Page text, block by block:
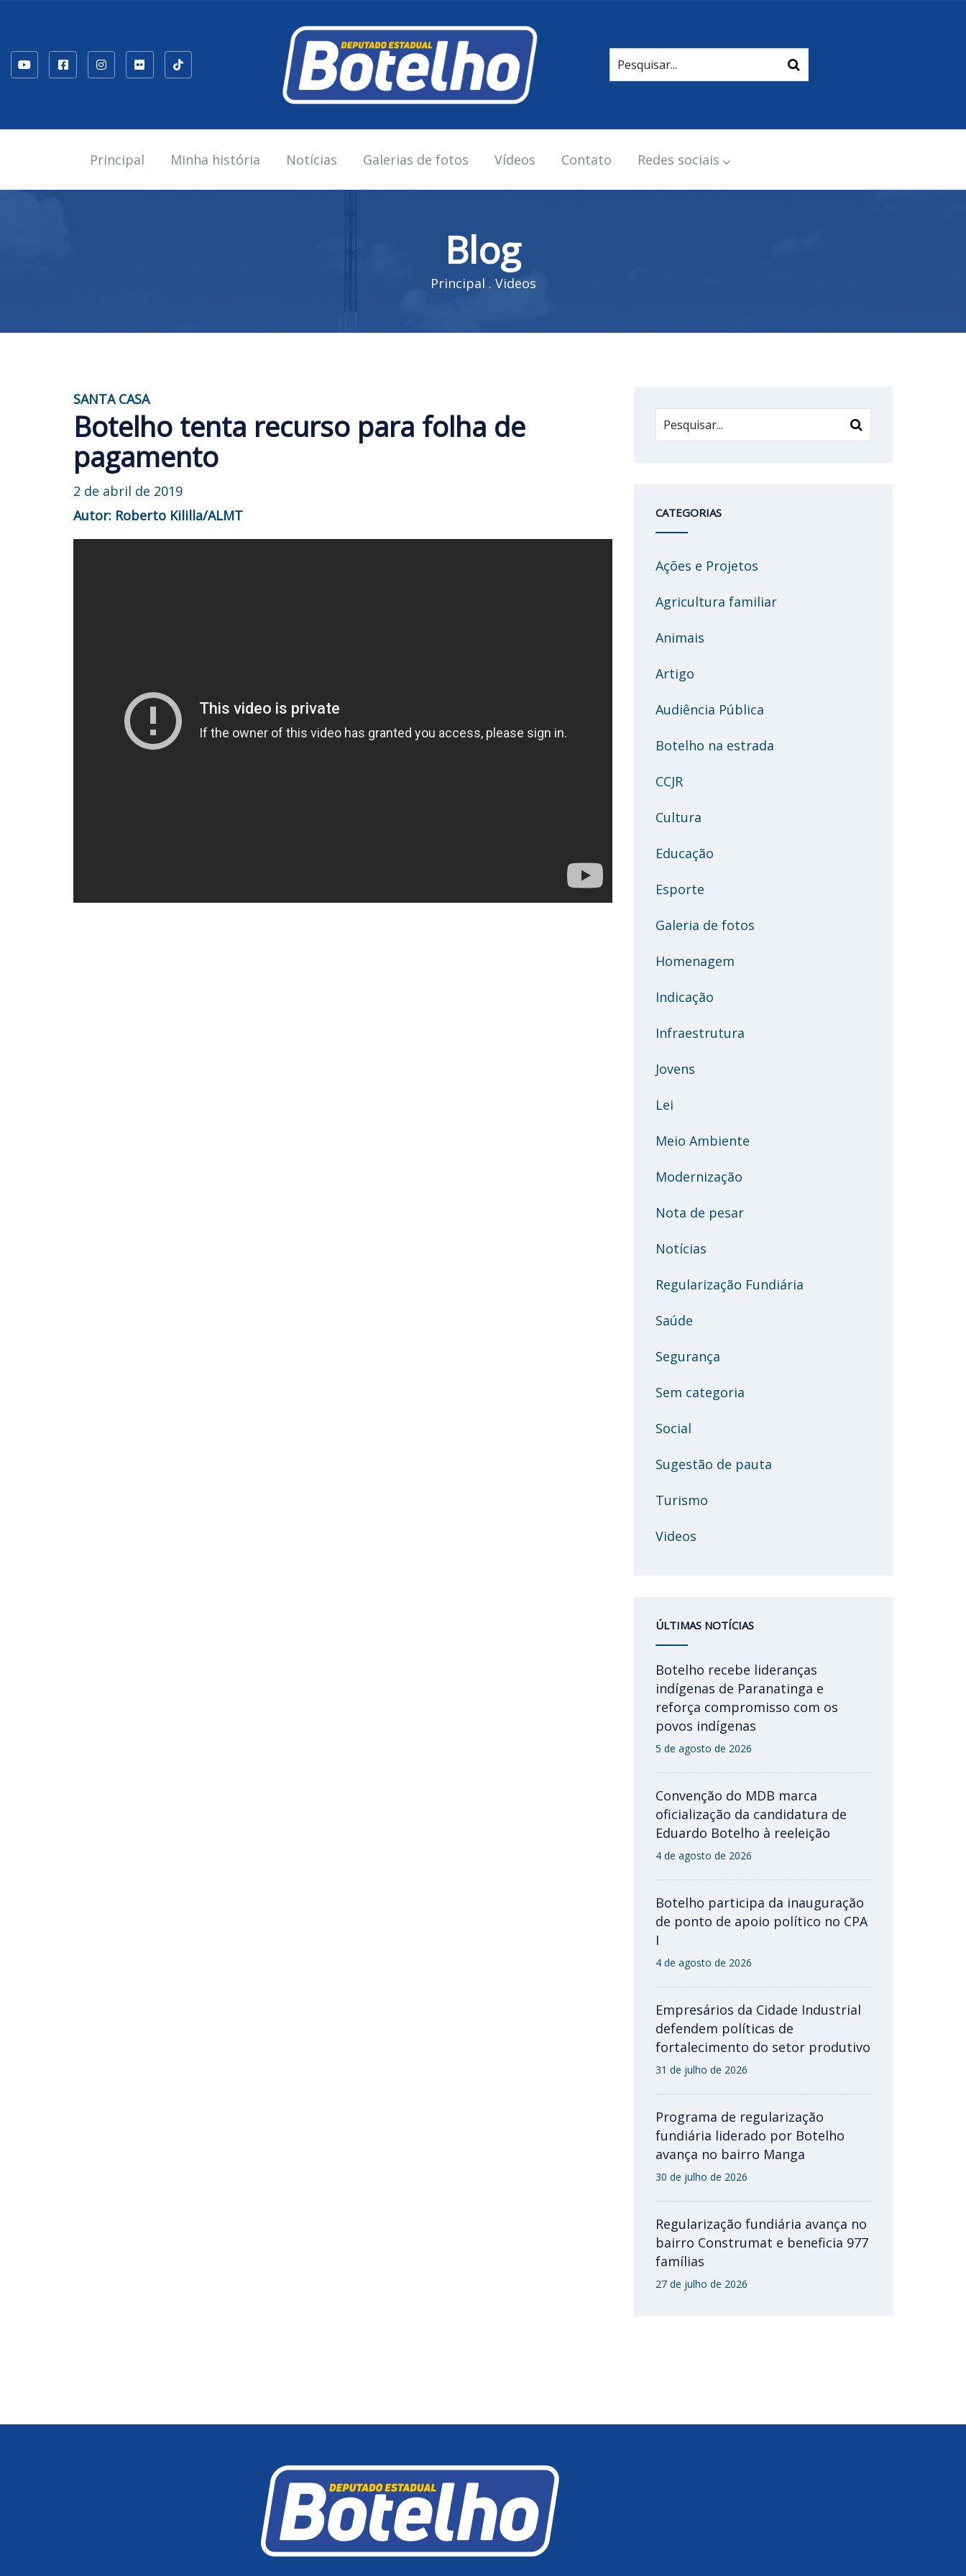
Principal Minha história Notícias Galerias de fotos Vídeos Contato Redes sociais
Blog
Principal . Videos
SANTA CASA
Botelho tenta recurso para folha de
pagamento
2 de abril de 2019
Autor: Roberto Kililla/ALMT
CATEGORIAS
Ações e Projetos
Agricultura familiar
Animais
Artigo
Audiência Pública
Botelho na estrada
CCJR
Cultura
Educação
Esporte
Galeria de fotos
Homenagem
Indicação
Infraestrutura
Jovens
Lei
Meio Ambiente
Modernização
Nota de pesar
Notícias
Regularização Fundiária
Saúde
Segurança
Sem categoria
Social
Sugestão de pauta
Turismo
Videos
ÚLTIMAS NOTÍCIAS
Botelho recebe lideranças
indígenas de Paranatinga e
reforça compromisso com os
povos indígenas
5 de agosto de 2026
Convenção do MDB marca
oficialização da candidatura de
Eduardo Botelho à reeleição
4 de agosto de 2026
Botelho participa da inauguração
de ponto de apoio político no CPA
I
4 de agosto de 2026
Empresários da Cidade Industrial
defendem políticas de
fortalecimento do setor produtivo
31 de julho de 2026
Programa de regularização
fundiária liderado por Botelho
avança no bairro Manga
30 de julho de 2026
Regularização fundiária avança no
bairro Construmat e beneficia 977
famílias
27 de julho de 2026